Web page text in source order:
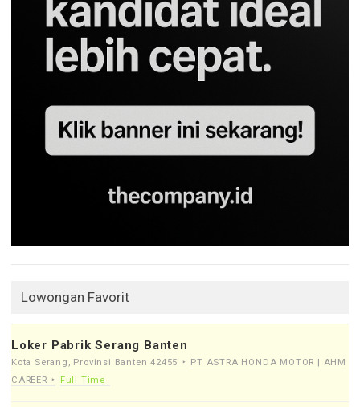
Lowongan Favorit
Loker Pabrik Serang Banten
Kota Serang, Provinsi Banten 42455
PT ASTRA HONDA MOTOR | AHM
CAREER
Full Time